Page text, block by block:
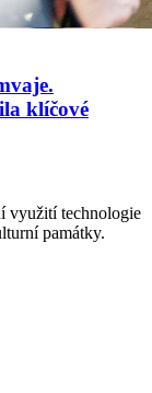
klíčové
využití technologie
památky.